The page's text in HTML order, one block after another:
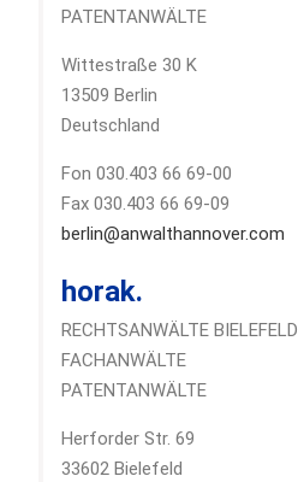
PATENTANWÄLTE
Wittestraße 30 K
13509 Berlin
Deutschland
Fon 030.403 66 69-00
Fax 030.403 66 69-09
berlin@anwalthannover.com
horak.
RECHTSANWÄLTE BIELEFELD
FACHANWÄLTE
PATENTANWÄLTE
Herforder Str. 69
33602 Bielefeld